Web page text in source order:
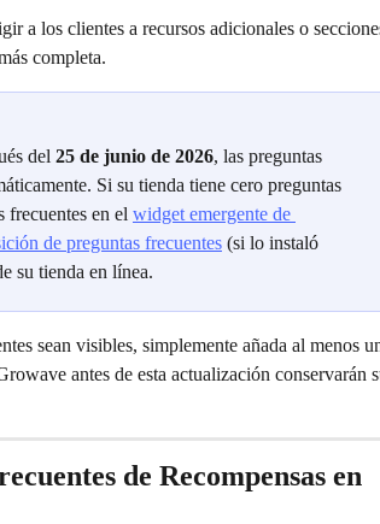
a los clientes a recursos adicionales o
completa.
del 25 de junio de 2026, las preguntas
Si su tienda tiene cero preguntas
frecuentes en el widget emergente de
de preguntas frecuentes (si lo instaló
su tienda en línea.
sean visibles, simplemente añada al menos
antes de esta actualización conservarán
de Recompensas en